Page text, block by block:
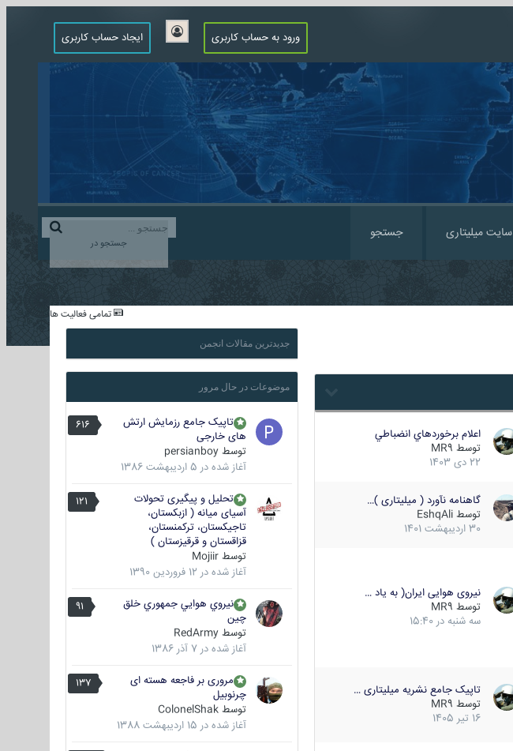
ورود به حساب کاربری ایجاد حساب کاربری
جستجو در
سایت میلیتاری جستجو
تمامی فعالیت ها
اعلام برخوردهاي انضباطي
توسط MR9
22 دی 1403
گاهنامه نآورد ( میلیتاری )…
توسط EshqAli
30 اردیبهشت 1401
نیروی هوایی ایران( به یاد …
توسط MR9
سه شنبه در 15:40
تاپیک جامع نشریه میلیتاری …
توسط MR9
16 تیر 1405
جدیدترین مقالات انجمن
موضوعات در حال مرور
616
تاپیک جامع رزمایش ارتش
های خارجی
توسط persianboy
آغاز شده در 5 اردیبهشت 1386
121
تحلیل و پیگیری تحولات
آسیای میانه ( ازبکستان،
تاجیکستان، ترکمنستان،
قزاقستان و قرقیزستان )
توسط Mojiir
آغاز شده در 12 فروردین 1390
91
نيروي هوايي جمهوري خلق
چين
توسط RedArmy
آغاز شده در 7 آذر 1386
137
مروری بر فاجعه هسته ای
چرنوبیل
توسط ColonelShak
آغاز شده در 15 اردیبهشت 1388